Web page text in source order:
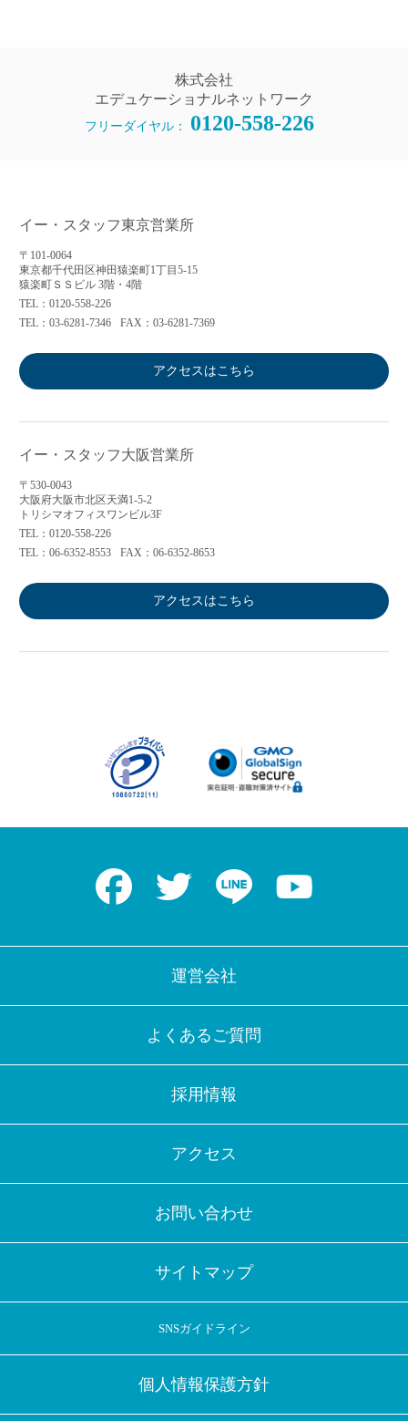
株式会社
エデュケーショナルネットワーク
フリーダイヤル： 0120-558-226
イー・スタッフ東京営業所
〒101-0064
東京都千代田区神田猿楽町1丁目5-15
猿楽町ＳＳビル 3階・4階
TEL：0120-558-226
TEL：03-6281-7346
FAX：03-6281-7369
アクセスはこちら
イー・スタッフ大阪営業所
〒530-0043
大阪府大阪市北区天満1-5-2
トリシマオフィスワンビル3F
TEL：0120-558-226
TEL：06-6352-8553
FAX：06-6352-8653
アクセスはこちら
Facebook Twitter LINE
運営会社
よくあるご質問
採用情報
アクセス
お問い合わせ
サイトマップ
SNSガイドライン
個人情報保護方針